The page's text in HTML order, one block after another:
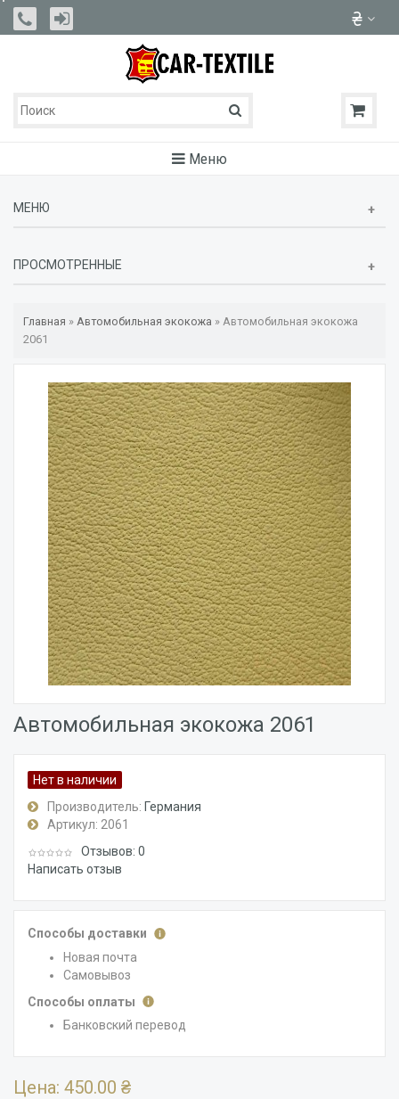
Меню
МЕНЮ
ПРОСМОТРЕННЫЕ
Главная » Автомобильная экокожа » Автомобильная экокожа
2061
Автомобильная экокожа 2061
Нет в наличии
Производитель: Германия
Артикул: 2061
Отзывов: 0
Написать отзыв
Способы доставки
Новая почта
Самовывоз
Способы оплаты
Банковский перевод
Цена: 450.00 ₴